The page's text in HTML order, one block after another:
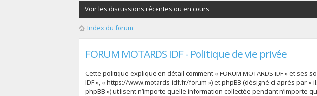
Voir les discussions récentes ou en cours
Index du forum
FORUM MOTARDS IDF - Politique de vie privée
Cette politique explique en détail comment « FORUM MOTARDS IDF » et ses
IDF », « https://www.motards-idf.fr/forum ») et phpBB (désigné ci-après par «
phpBB ») utilisent n’importe quelle information collectée pendant n’importe